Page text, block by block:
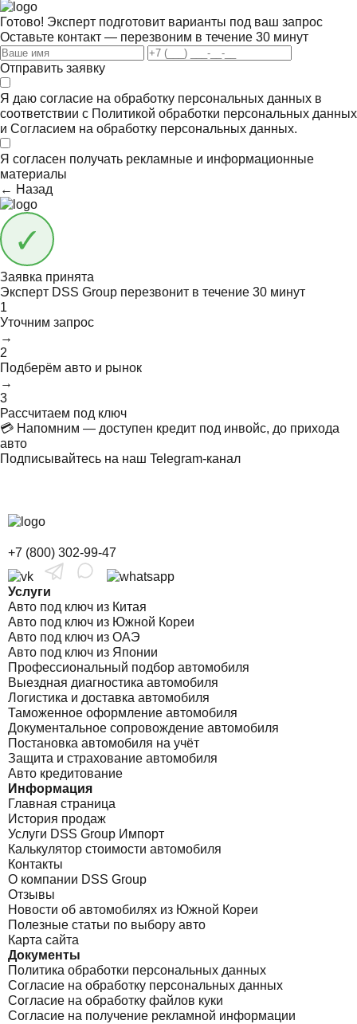
Готово! Эксперт подготовит варианты под ваш запрос
Оставьте контакт — перезвоним в течение 30 минут
Отправить заявку
Я даю согласие на обработку персональных данных в
соответствии с Политикой обработки персональных данных
и Согласием на обработку персональных данных.
Я согласен получать рекламные и информационные
материалы
← Назад
Заявка принята
Эксперт DSS Group перезвонит в течение 30 минут
1
Уточним запрос
→
2
Подберём авто и рынок
→
3
Рассчитаем под ключ
💳 Напомним — доступен кредит под инвойс, до прихода
авто
Подписывайтесь на наш Telegram-канал
+7 (800) 302-99-47
Услуги
Авто под ключ из Китая
Авто под ключ из Южной Кореи
Авто под ключ из ОАЭ
Авто под ключ из Японии
Профессиональный подбор автомобиля
Выездная диагностика автомобиля
Логистика и доставка автомобиля
Таможенное оформление автомобиля
Документальное сопровождение автомобиля
Постановка автомобиля на учёт
Защита и страхование автомобиля
Авто кредитование
Информация
Главная страница
История продаж
Услуги DSS Group Импорт
Калькулятор стоимости автомобиля
Контакты
О компании DSS Group
Отзывы
Новости об автомобилях из Южной Кореи
Полезные статьи по выбору авто
Карта сайта
Документы
Политика обработки персональных данных
Согласие на обработку персональных данных
Согласие на обработку файлов куки
Согласие на получение рекламной информации